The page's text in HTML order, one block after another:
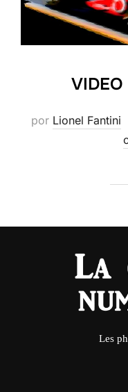
VIDEO
por Lionel Fantini
Les